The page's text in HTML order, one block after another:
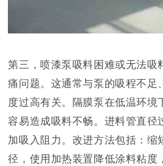
第三，喷漆泵吸料困难或无法吸
痛问题。这通常与泵的吸程不足
度过高有关。隔膜泵在低温环境
容易造成吸料不畅。进料管直径
加吸入阻力。改进方法包括：缩
径，使用加热装置降低涂料粘度